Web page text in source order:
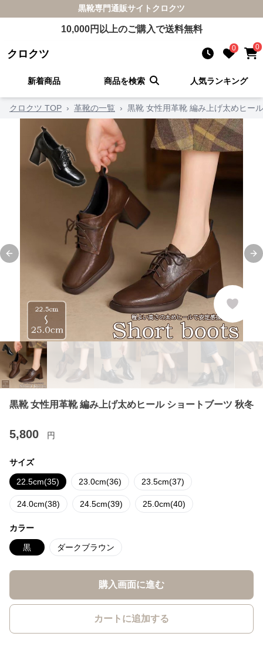
黒靴専門通販サイト クロクツ
10,000円以上のご購入で送料無料
クロクツ 0 0
新着商品 商品を検索 人気ランキング
クロクツ TOP › 革靴の一覧 › 黒靴 女性用革靴 編み上げ太めヒー
Previous slide
黒靴 女性用革靴 編み上げ太めヒール ショートブーツ 秋冬
5,800 円
サイズ
22.5cm(35) 23.0cm(36) 23.5cm(37)
24.0cm(38) 24.5cm(39) 25.0cm(40)
カラー
黒 ダークブラウン
購入画面に進む
カートに追加する